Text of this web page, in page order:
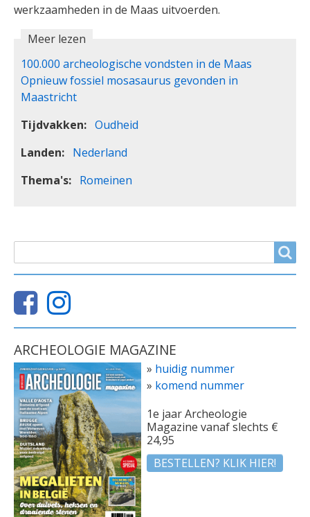
werkzaamheden in de Maas uitvoerden.
Meer lezen
100.000 archeologische vondsten in de Maas
Opnieuw fossiel mosasaurus gevonden in
Maastricht
Tijdvakken
Oudheid
Landen
Nederland
Thema's
Romeinen
ZOEKVELD
ARCHEOLOGIE MAGAZINE
» huidig nummer
» komend nummer
1e jaar Archeologie
Magazine vanaf slechts €
24,95
BESTELLEN? KLIK HIER!